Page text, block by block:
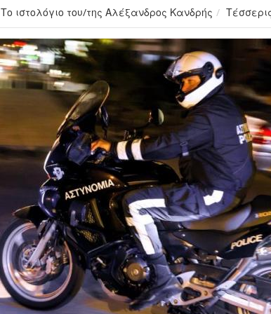
Το ιστολόγιο του/της Αλέξανδρος Κανδρής